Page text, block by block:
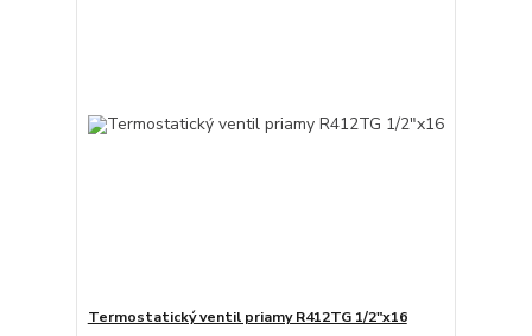
Termostatický ventil priamy R412TG 1/2"x16